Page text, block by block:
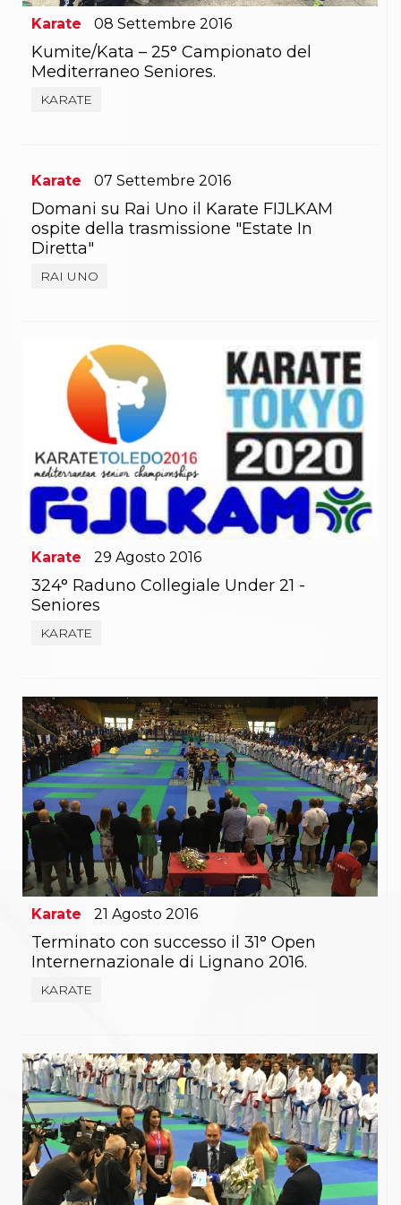
Abilitazioni
Sportello Fiscale
Modulistica
FAQ
Karate 08 Settembre 2016
Kumite/Kata – 25° Campionato del
Mediterraneo Seniores.
KARATE
Karate 07 Settembre 2016
Domani su Rai Uno il Karate FIJLKAM
ospite della trasmissione "Estate In
Diretta"
RAI UNO
Karate 29 Agosto 2016
324° Raduno Collegiale Under 21 -
Seniores
KARATE
Karate 21 Agosto 2016
Terminato con successo il 31° Open
Internernazionale di Lignano 2016.
KARATE